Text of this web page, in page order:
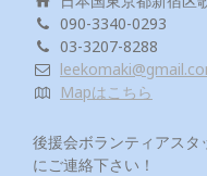
090-3340-0293
03-3207-8288
Mapはこちら
後援会ボランティアス
にご連絡下さい！